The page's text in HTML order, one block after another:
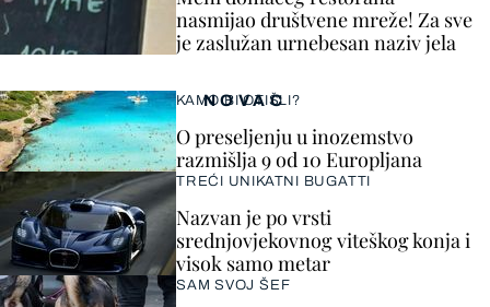
nasmijao društvene mreže! Za sve
je zaslužan urnebesan naziv jela
NOVAC
KAMO BI OTIŠLI?
O preseljenju u inozemstvo
razmišlja 9 od 10 Europljana
TREĆI UNIKATNI BUGATTI
Nazvan je po vrsti
srednjovjekovnog viteškog konja i
visok samo metar
SAM SVOJ ŠEF